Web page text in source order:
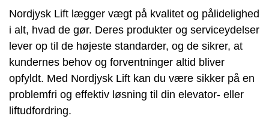
Nordjysk Lift lægger vægt på kvalitet og pålidelighed
i alt, hvad de gør. Deres produkter og serviceydelser
lever op til de højeste standarder, og de sikrer, at
kundernes behov og forventninger altid bliver
opfyldt. Med Nordjysk Lift kan du være sikker på en
problemfri og effektiv løsning til din elevator- eller
liftudfordring.